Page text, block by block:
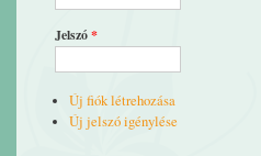
Jelszó*
Új fiók létrehozása
Új jelszó igénylése